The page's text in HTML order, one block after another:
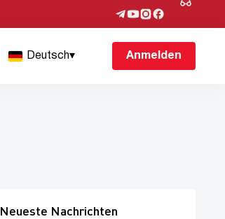
Deutsch▾ Anmelden
Neueste Nachrichten